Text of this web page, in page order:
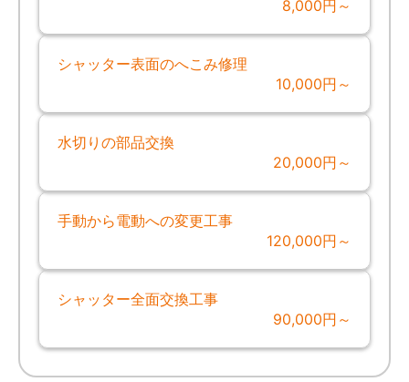
8,000円～
シャッター表面のへこみ修理
10,000円～
水切りの部品交換
20,000円～
手動から電動への変更工事
120,000円～
シャッター全面交換工事
90,000円～